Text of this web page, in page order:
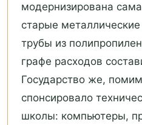
модернизирована
старые
трубы из
графе расходов
Государство же,
спонсировало
школы: компьютеры,